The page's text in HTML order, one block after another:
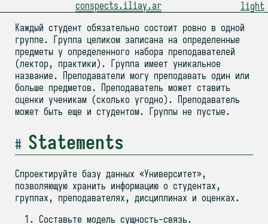
conspects.iliay.ar
light
Каждый студент обязательно состоит ровно в одной
группе. Группа целиком записана на определенные
предметы у определенного набора преподавателей
(лектор, практики). Группа имеет уникальное
название. Преподаватели могу преподавать один или
больше предметов. Преподаватель может ставить
оценки ученикам (сколько угодно). Преподаватель
может быть еще и студентом. Группы не пустые.
Statements
Спроектируйте базу данных «Университет»,
позволяющую хранить информацию о студентах,
группах, преподавателях, дисциплинах и оценках.
Составьте модель сущность-связь.